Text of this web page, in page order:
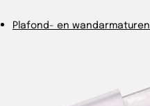
Plafond- en wandarmaturen